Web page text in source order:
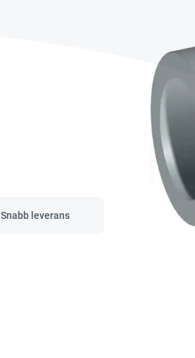
Snabb leverans